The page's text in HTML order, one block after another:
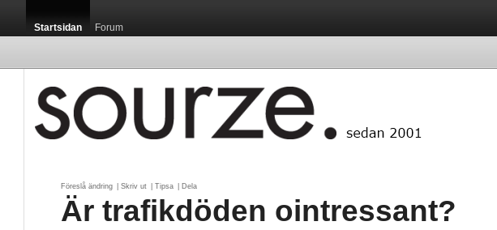
Startsidan Forum
Föreslå ändring Skriv ut Tipsa Dela
Är trafikdöden ointressant?